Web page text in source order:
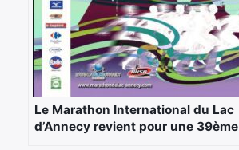
Le Marathon International du Lac
d’Annecy revient pour une 39ème